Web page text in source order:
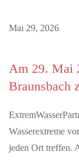
Mai 29, 2026
Am 29. Mai
Braunsbach
Wasserextreme
jeden Ort treffen.